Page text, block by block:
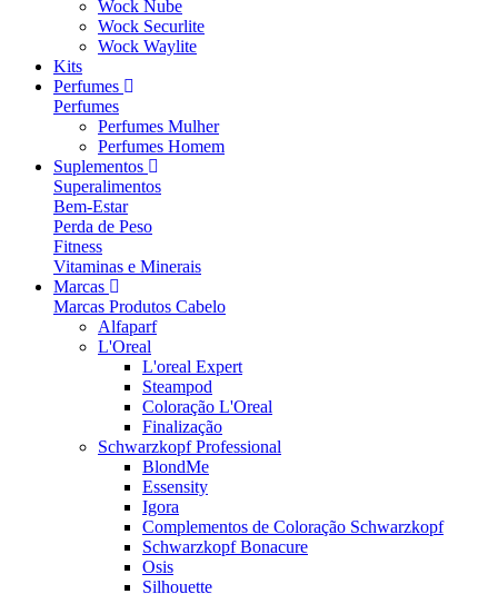
Wock Nube
Wock Securlite
Wock Waylite
Kits
Perfumes
Perfumes
Perfumes Mulher
Perfumes Homem
Suplementos
Superalimentos
Bem-Estar
Perda de Peso
Fitness
Vitaminas e Minerais
Marcas
Marcas Produtos Cabelo
Alfaparf
L'Oreal
L'oreal Expert
Steampod
Coloração L'Oreal
Finalização
Schwarzkopf Professional
BlondMe
Essensity
Igora
Complementos de Coloração Schwarzkopf
Schwarzkopf Bonacure
Osis
Silhouette